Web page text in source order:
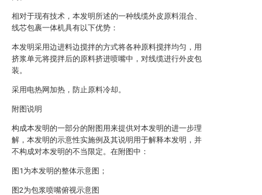
相对于现有技术，本发明所述的一种线缆外皮原料混合、
线芯包裹一体机具有以下优势：
本发明采用边进料边搅拌的方式将各种原料搅拌均匀，用
挤浆单元将搅拌后的原料挤进喷嘴中，对线缆进行外皮包
装。
采用电热网加热，防止原料冷却。
附图说明
构成本发明的一部分的附图用来提供对本发明的进一步理
解，本发明的示意性实施例及其说明用于解释本发明，并
不构成对本发明的不当限定。在附图中：
图1为本发明的整体示意图；
图2为包浆喷嘴俯视示意图